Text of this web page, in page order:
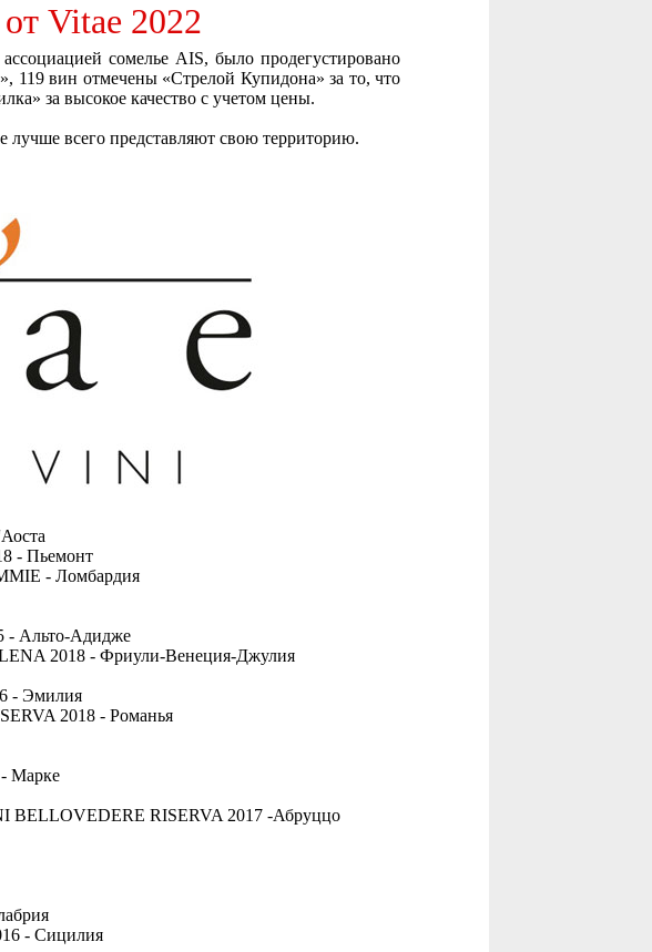
Vitae 2022
сомелье AIS, было продегустировано
119 вин отмечены «Стрелой Купидона» за то, что
за высокое качество с учетом цены.
лучше всего представляют свою территорию.
- Пьемонт
- Ломбардия
- Альто-Адидже
2018 - Фриули-Венеция-Джулия
- Эмилия
2018 - Романья
Марке
BELLOVEDERE RISERVA 2017 -Абруццо
- Сицилия